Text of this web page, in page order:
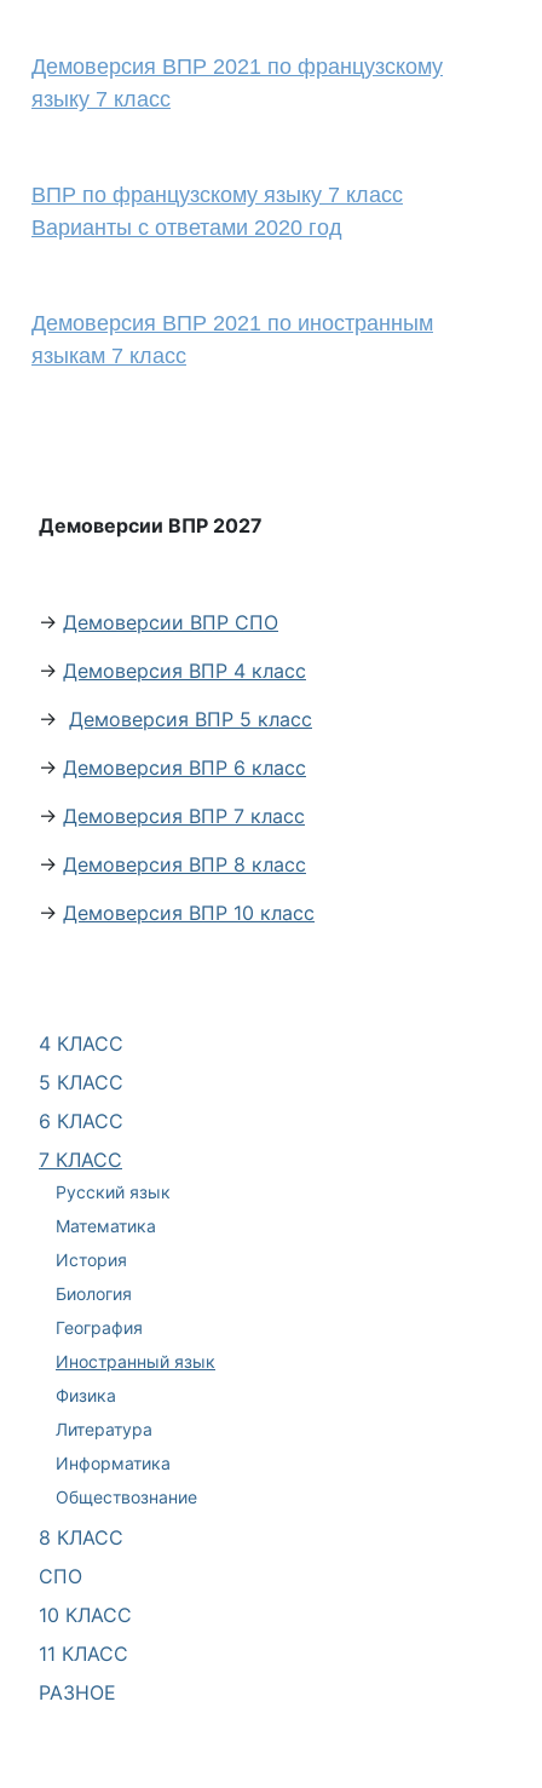
4 КЛАСС
5 КЛАСС
6 КЛАСС
7 КЛАСС
Русский язык
Математика
История
Биология
География
Иностранный язык
Физика
Литература
Информатика
Обществознание
8 КЛАСС
СПО
10 КЛАСС
11 КЛАСС
РАЗНОЕ
Демоверсия ВПР 2021 по французскому
языку 7 класс
ВПР по французскому языку 7 класс
Варианты с ответами 2020 год
Демоверсия ВПР 2021 по иностранным
языкам 7 класс
Демоверсии ВПР 2027
→ Демоверсии ВПР СПО
→ Демоверсия ВПР 4 класс
→ Демоверсия ВПР 5 класс
→ Демоверсия ВПР 6 класс
→ Демоверсия ВПР 7 класс
→ Демоверсия ВПР 8 класс
→ Демоверсия ВПР 10 класс